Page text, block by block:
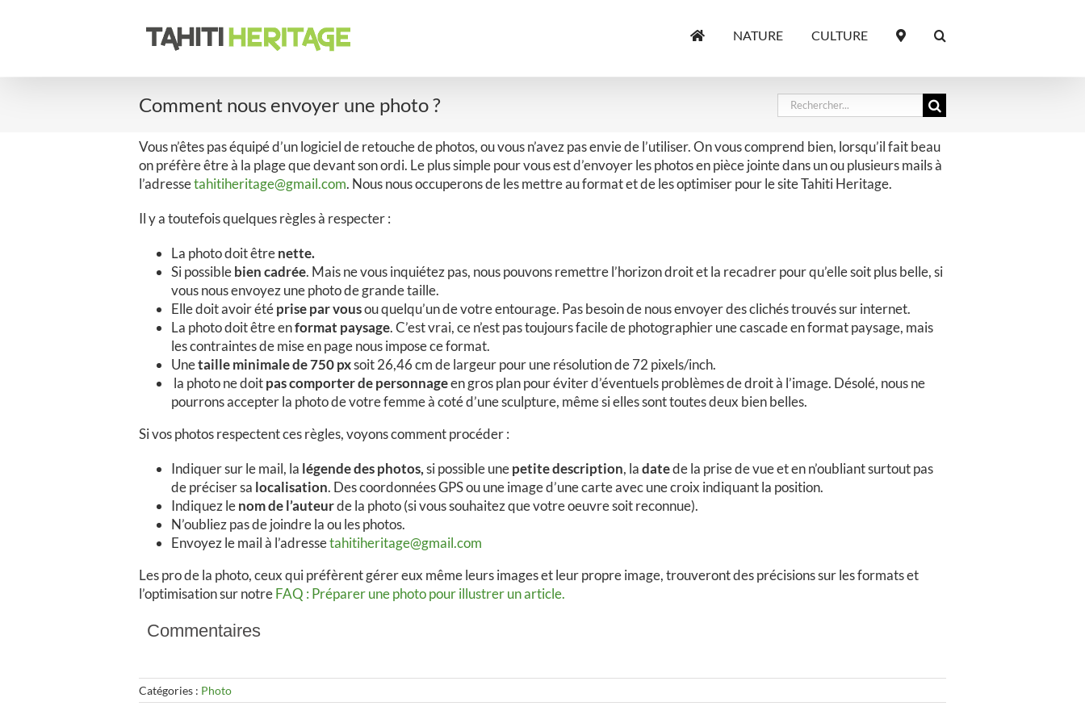
NATURE CULTURE
Comment nous envoyer une photo ? Rechercher:
Vous n’êtes pas équipé d’un logiciel de retouche de photos, ou vous n’avez pas envie de l’utiliser. On vous comprend bien, lorsqu’il fait beau
on préfère être à la plage que devant son ordi. Le plus simple pour vous est d’envoyer les photos en pièce jointe dans un ou plusieurs mails à
l’adressetahitiheritage@gmail.com. Nous nous occuperons de les mettre au format et de les optimiser pour le site Tahiti Heritage.
Il y a toutefois quelques règles à respecter :
La photo doit êtrenette.
Si possiblebien cadrée. Mais ne vous inquiétez pas, nous pouvons remettre l’horizon droit et la recadrer pour qu’elle soit plus belle, si
vous nous envoyez une photo de grande taille.
Elle doit avoir étéprise par vousou quelqu’un de votre entourage. Pas besoin de nous envoyer des clichés trouvés sur internet.
La photo doit être enformat paysage. C’est vrai, ce n’est pas toujours facile de photographier une cascade en format paysage, mais
les contraintes de mise en page nous impose ce format.
Unetaille minimale de 750 pxsoit 26,46 cm de largeur pour une résolution de 72 pixels/inch.
la photo ne doitpas comporter de personnageen gros plan pour éviter d’éventuels problèmes de droit à l’image. Désolé, nous ne
pourrons accepter la photo de votre femme à coté d’une sculpture, même si elles sont toutes deux bien belles.
Si vos photos respectent ces règles, voyons comment procéder :
Indiquer sur le mail, la légende des photos,si possible unepetite description, ladatede la prise de vue et en n’oubliant surtout pas
de préciser sa localisation. Des coordonnées GPS ou une image d’une carte avec une croix indiquant la position.
Indiquez lenom de l’auteurde la photo (si vous souhaitez que votre oeuvre soit reconnue).
N’oubliez pas de joindre la ou les photos.
Envoyez le mail à l’adressetahitiheritage@gmail.com
Les pro de la photo, ceux qui préfèrent gérer eux même leurs images et leur propre image, trouveront des précisions sur les formats et
l’optimisation sur notreFAQ : Préparer une photo pour illustrer un article.
Commentaires
Catégories : Photo